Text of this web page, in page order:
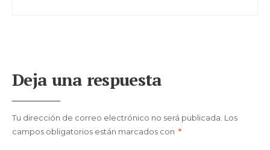
Deja una respuesta
Tu dirección de correo electrónico no será publicada. Los
campos obligatorios están marcados con *